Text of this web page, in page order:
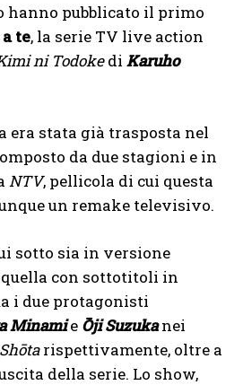
hanno pubblicato il primo
te, la serie TV live action
ni Todokedi Karuho
era stata già trasposta nel
da due stagioni e in
NTV, pellicola di cui questa
un remake televisivo.
sotto sia in versione
con sottotitoli in
i due protagonisti
Minami e Ōji Suzuka nei
Shōtarispettivamente, oltre a
della serie. Lo show,